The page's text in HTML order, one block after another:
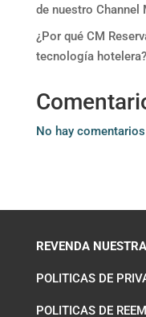
de nuestro Channel
¿Por qué CM
tecnología hotelera?
No hay
REVENDA
POLITICAS DE
POLITICAS DE